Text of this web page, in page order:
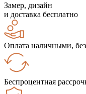
Замер, дизайн
и доставка бесплатно
Оплата наличными,
Беспроцентная